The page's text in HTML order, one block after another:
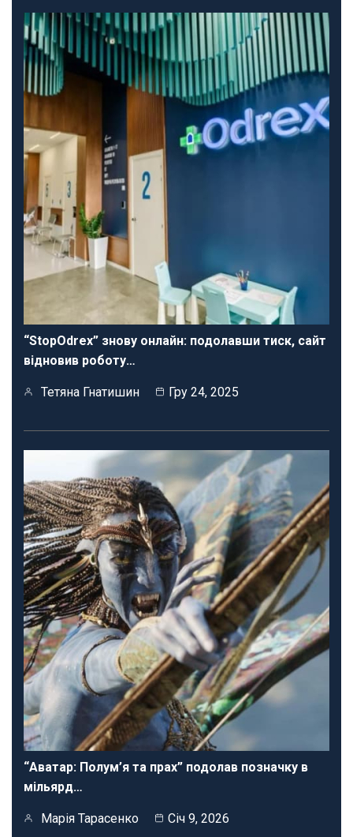
“StopOdrex” знову онлайн: подолавши тиск, сайт
відновив роботу…
Тетяна Гнатишин Гру 24, 2025
“Аватар: Полум’я та прах” подолав позначку в
мільярд…
Марія Тарасенко Січ 9, 2026